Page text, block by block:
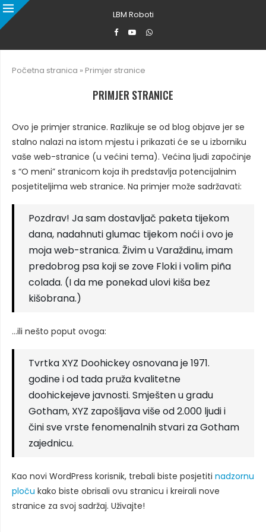
LBM Roboti
Početna stranica » Primjer stranice
PRIMJER STRANICE
Ovo je primjer stranice. Razlikuje se od blog objave jer se
stalno nalazi na istom mjestu i prikazati će se u izborniku
vaše web-stranice (u većini tema). Većina ljudi započinje
s “O meni” stranicom koja ih predstavlja potencijalnim
posjetiteljima web stranice. Na primjer može sadržavati:
Pozdrav! Ja sam dostavljač paketa tijekom
dana, nadahnuti glumac tijekom noći i ovo je
moja web-stranica. Živim u Varaždinu, imam
predobrog psa koji se zove Floki i volim piña
colada. (I da me ponekad ulovi kiša bez
kišobrana.)
…ili nešto poput ovoga:
Tvrtka XYZ Doohickey osnovana je 1971.
godine i od tada pruža kvalitetne
doohickejeve javnosti. Smješten u gradu
Gotham, XYZ zapošljava više od 2.000 ljudi i
čini sve vrste fenomenalnih stvari za Gotham
zajednicu.
Kao novi WordPress korisnik, trebali biste posjetiti nadzornu
ploču kako biste obrisali ovu stranicu i kreirali nove
stranice za svoj sadržaj. Uživajte!